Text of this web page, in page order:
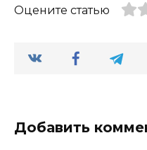
Оцените статью
Добавить